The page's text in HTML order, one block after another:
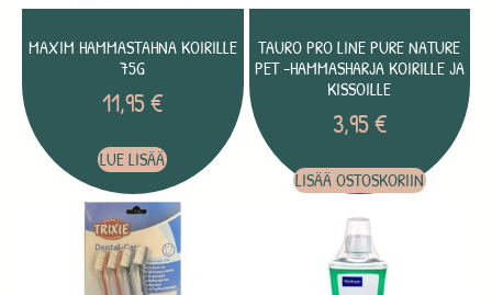
MAXIM HAMMASTAHNA KOIRILLE
75G
11,95€
LUE LISÄÄ
TAURO PRO LINE PURE NATURE
PET -HAMMASHARJA KOIRILLE JA
KISSOILLE
3,95€
LISÄÄ OSTOSKORIIN